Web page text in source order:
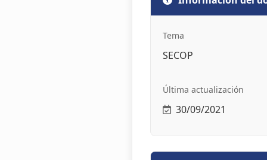
Tema
SECOP
Última actualización
30/09/2021